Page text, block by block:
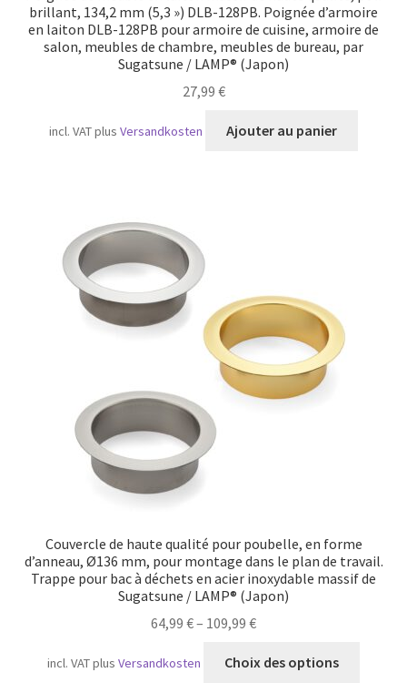
brillant, 134,2 mm (5,3 ») DLB-128PB. Poignée d’armoire
en laiton DLB-128PB pour armoire de cuisine, armoire de
salon, meubles de chambre, meubles de bureau, par
Sugatsune / LAMP® (Japon)
27,99 €
incl. VATplusVersandkosten Ajouter au panier
Couvercle de haute qualité pour poubelle, en forme
d’anneau, Ø136 mm, pour montage dans le plan de travail.
Trappe pour bac à déchets en acier inoxydable massif de
Sugatsune / LAMP® (Japon)
64,99 €– 109,99 €
incl. VATplusVersandkosten Choix des options